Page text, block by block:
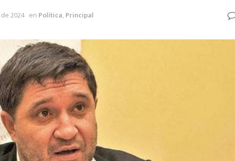
2024 en Política, Principal